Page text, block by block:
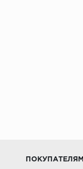
ПОКУПАТЕЛЯМ